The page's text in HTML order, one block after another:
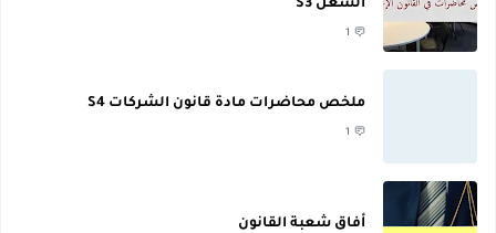
الشغل S3
1
ملخص محاضرات مادة قانون الشركات S4
1
أفاق شعبة القانون